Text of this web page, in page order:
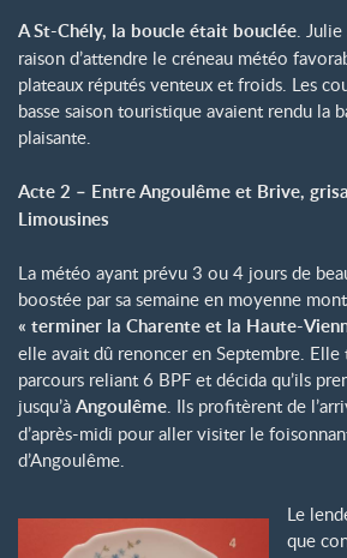
A St-Chély, la boucle était bouclée. Julie
raison d’attendre le créneau météo
plateaux réputés venteux et froids. Les
basse saison touristique avaient rendu la
plaisante.
Acte 2 – Entre Angoulême et Brive,
Limousines
La météo ayant prévu 3 ou 4 jours de
boostée par sa semaine en moyenne
« terminer la Charente et la Haute-
elle avait dû renoncer en Septembre. Elle
parcours reliant 6 BPF et décida qu’ils
jusqu’à Angoulême. Ils profitèrent de
d’après-midi pour aller visiter le
d’Angoulême.
Le
que